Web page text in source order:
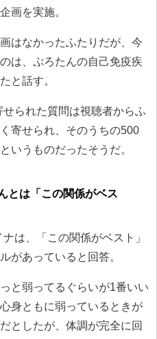
画を実施。
はなかったふたりだが、今
は、ぷろたんの自己免疫疾
と話す。
られた質問は視聴者からふ
寄せられ、そのうちの500
いうものだったそうだ。
とは「この関係がベス
は、「この関係がベスト」
があっていると回答。
と弱ってるぐらいが1番いい
身ともに弱っているときが
としたが、体調が完全に回